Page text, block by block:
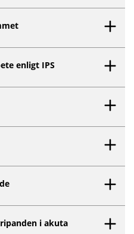
enligt IPS
i akuta